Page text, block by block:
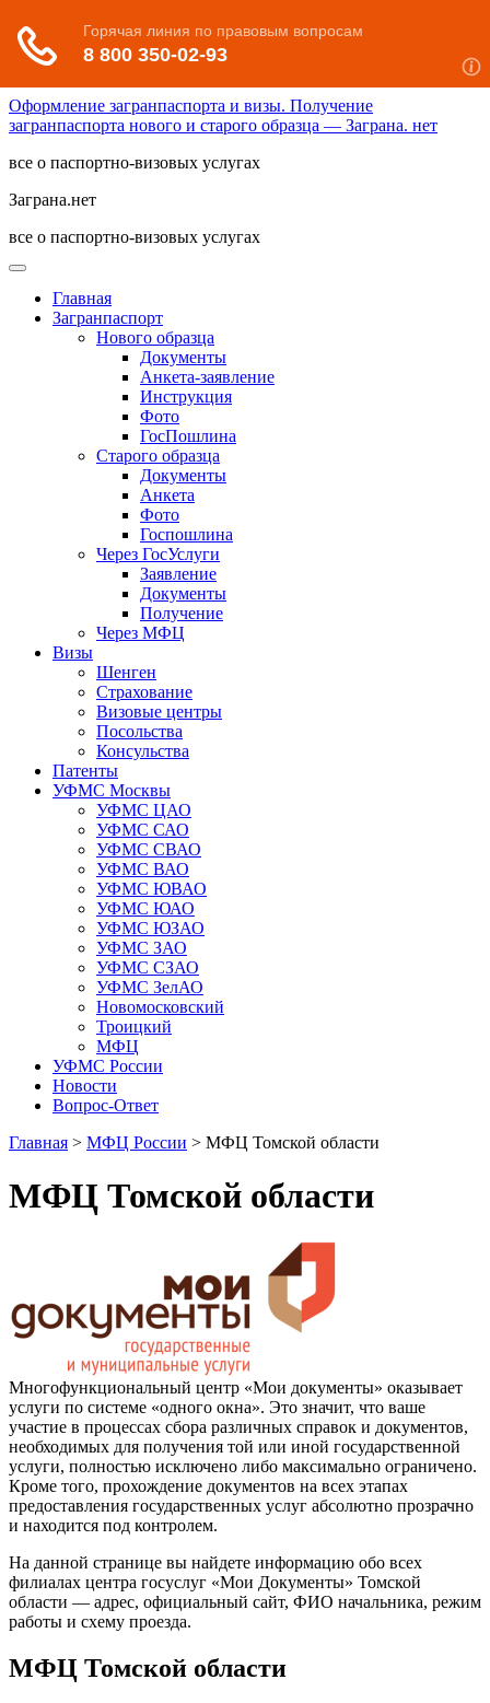
Оформление загранпаспорта и визы. Получение
загранпаспорта нового и старого образца — Заграна. нет
все о паспортно-визовых услугах
Заграна.нет
все о паспортно-визовых услугах
Главная
Загранпаспорт
Нового образца
Документы
Анкета-заявление
Инструкция
Фото
ГосПошлина
Старого образца
Документы
Анкета
Фото
Госпошлина
Через ГосУслуги
Заявление
Документы
Получение
Через МФЦ
Визы
Шенген
Страхование
Визовые центры
Посольства
Консульства
Патенты
УФМС Москвы
УФМС ЦАО
УФМС САО
УФМС СВАО
УФМС ВАО
УФМС ЮВАО
УФМС ЮАО
УФМС ЮЗАО
УФМС ЗАО
УФМС СЗАО
УФМС ЗелАО
Новомосковский
Троицкий
МФЦ
УФМС России
Новости
Вопрос-Ответ
Главная > МФЦ России > МФЦ Томской области
МФЦ Томской области
Многофункциональный центр «Мои документы» оказывает
услуги по системе «одного окна». Это значит, что ваше
участие в процессах сбора различных справок и документов,
необходимых для получения той или иной государственной
услуги, полностью исключено либо максимально ограничено.
Кроме того, прохождение документов на всех этапах
предоставления государственных услуг абсолютно прозрачно
и находится под контролем.
На данной странице вы найдете информацию обо всех
филиалах центра госуслуг «Мои Документы» Томской
области — адрес, официальный сайт, ФИО начальника, режим
работы и схему проезда.
МФЦ Томской области